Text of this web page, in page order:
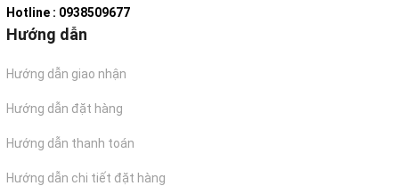
Hotline : 0938509677
Hướng dẫn
Hướng dẫn giao nhận
Hướng dẫn đặt hàng
Hướng dẫn thanh toán
Hướng dẫn chi tiết đặt hàng